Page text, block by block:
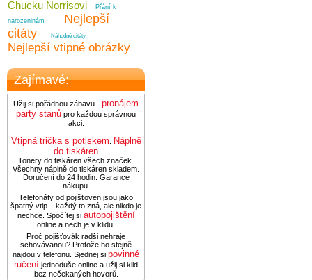
Chucku Norrisovi
Přání k
narozeninám
Nejlepší
citáty
Náhodné citáty
Nejlepší vtipné obrázky
Zajímavé:
Užij si pořádnou zábavu - pronájem
party stanů pro každou správnou
akci.
Vtipná trička s potiskem Náplně
do tiskáren
Tonery do tiskáren všech značek.
Všechny náplně do tiskáren skladem.
Doručení do 24 hodin. Garance
nákupu.
Telefonáty od pojišťoven jsou jako
špatný vtip – každý to zná, ale nikdo je
nechce. Spočítej si autopojištění
online a nech je v klidu.
Proč pojišťovák radši nehraje
schovávanou? Protože ho stejně
najdou v telefonu. Sjednej si povinné
ručení jednoduše online a užij si klid
bez nečekaných hovorů.